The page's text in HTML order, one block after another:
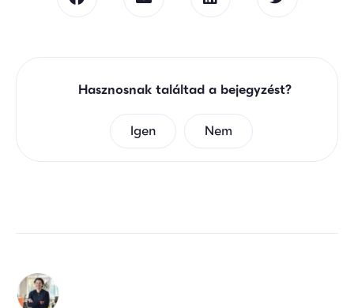
Hasznosnak találtad a bejegyzést?
Igen Nem